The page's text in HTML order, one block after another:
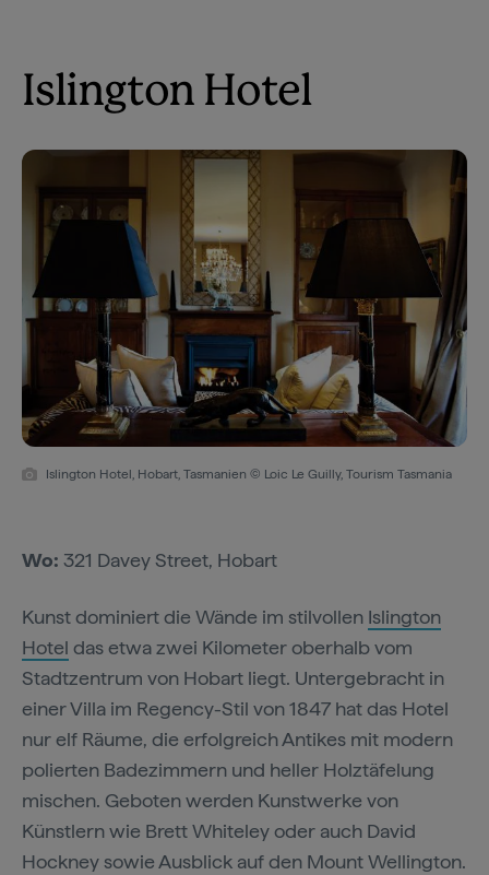
Islington Hotel
Islington Hotel, Hobart, Tasmanien © Loic Le Guilly, Tourism Tasmania
Wo: 321 Davey Street, Hobart
Kunst dominiert die Wände im stilvollen Islington
Hotel das etwa zwei Kilometer oberhalb vom
Stadtzentrum von Hobart liegt. Untergebracht in
einer Villa im Regency-Stil von 1847 hat das Hotel
nur elf Räume, die erfolgreich Antikes mit modern
polierten Badezimmern und heller Holztäfelung
mischen. Geboten werden Kunstwerke von
Künstlern wie Brett Whiteley oder auch David
Hockney sowie Ausblick auf den Mount Wellington.